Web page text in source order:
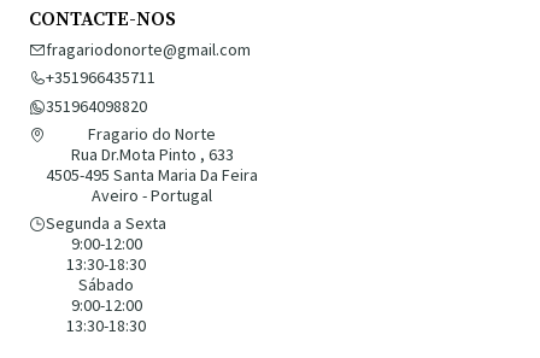
CONTACTE-NOS
fragariodonorte@gmail.com
+351966435711
351964098820
Fragario do Norte
Rua Dr.Mota Pinto , 633
4505-495 Santa Maria Da Feira
Aveiro - Portugal
Segunda a Sexta
9:00-12:00
13:30-18:30
Sábado
9:00-12:00
13:30-18:30